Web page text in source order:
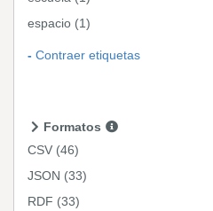
espacio (1)
Contraer etiquetas
Formatos
CSV (46)
JSON (33)
RDF (33)